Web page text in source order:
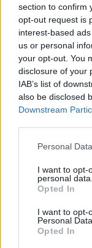
section to confirm
opt-out request is
interest-based
us or personal
your opt-out. You
disclosure of your
IAB’s list of
also be disclosed
Downstream
Personal
I want to opt-
personal data.
Opted In
I want to opt-
Personal Data.
Opted In
Scarica
stagionale
Giornata